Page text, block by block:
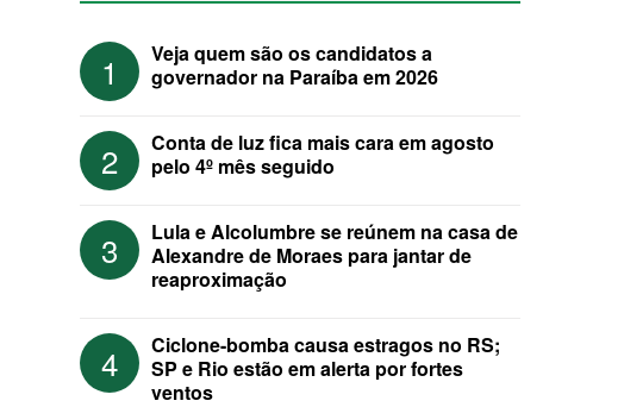
1
Veja quem são os candidatos a
governador na Paraíba em 2026
2
Conta de luz fica mais cara em agosto
pelo 4º mês seguido
3
Lula e Alcolumbre se reúnem na casa de
Alexandre de Moraes para jantar de
reaproximação
4
Ciclone-bomba causa estragos no RS;
SP e Rio estão em alerta por fortes
ventos